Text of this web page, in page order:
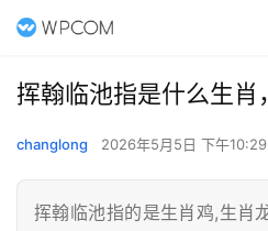
挥翰临池指是什么生肖
changlong 2026年5月5日 下午10:29
挥翰临池指的是生肖鸡,生肖